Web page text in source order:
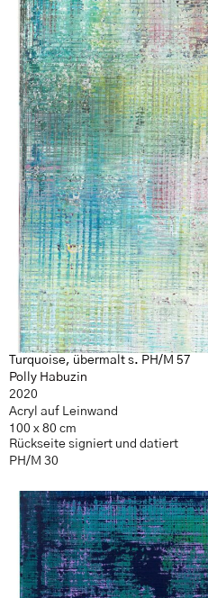
Turquoise, übermalt s. PH/M 57
Polly Habuzin
2020
Acryl auf Leinwand
100 x 80 cm
Rückseite signiert und datiert
PH/M 30